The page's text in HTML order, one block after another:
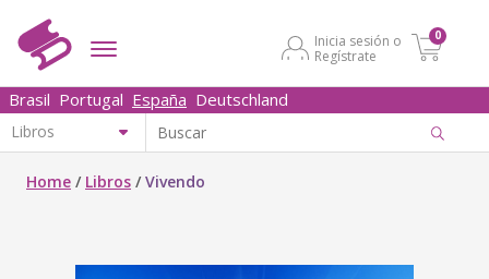
Inicia sesión o
Regístrate
0
Brasil Portugal España Deutschland
Home / Libros /Vivendo